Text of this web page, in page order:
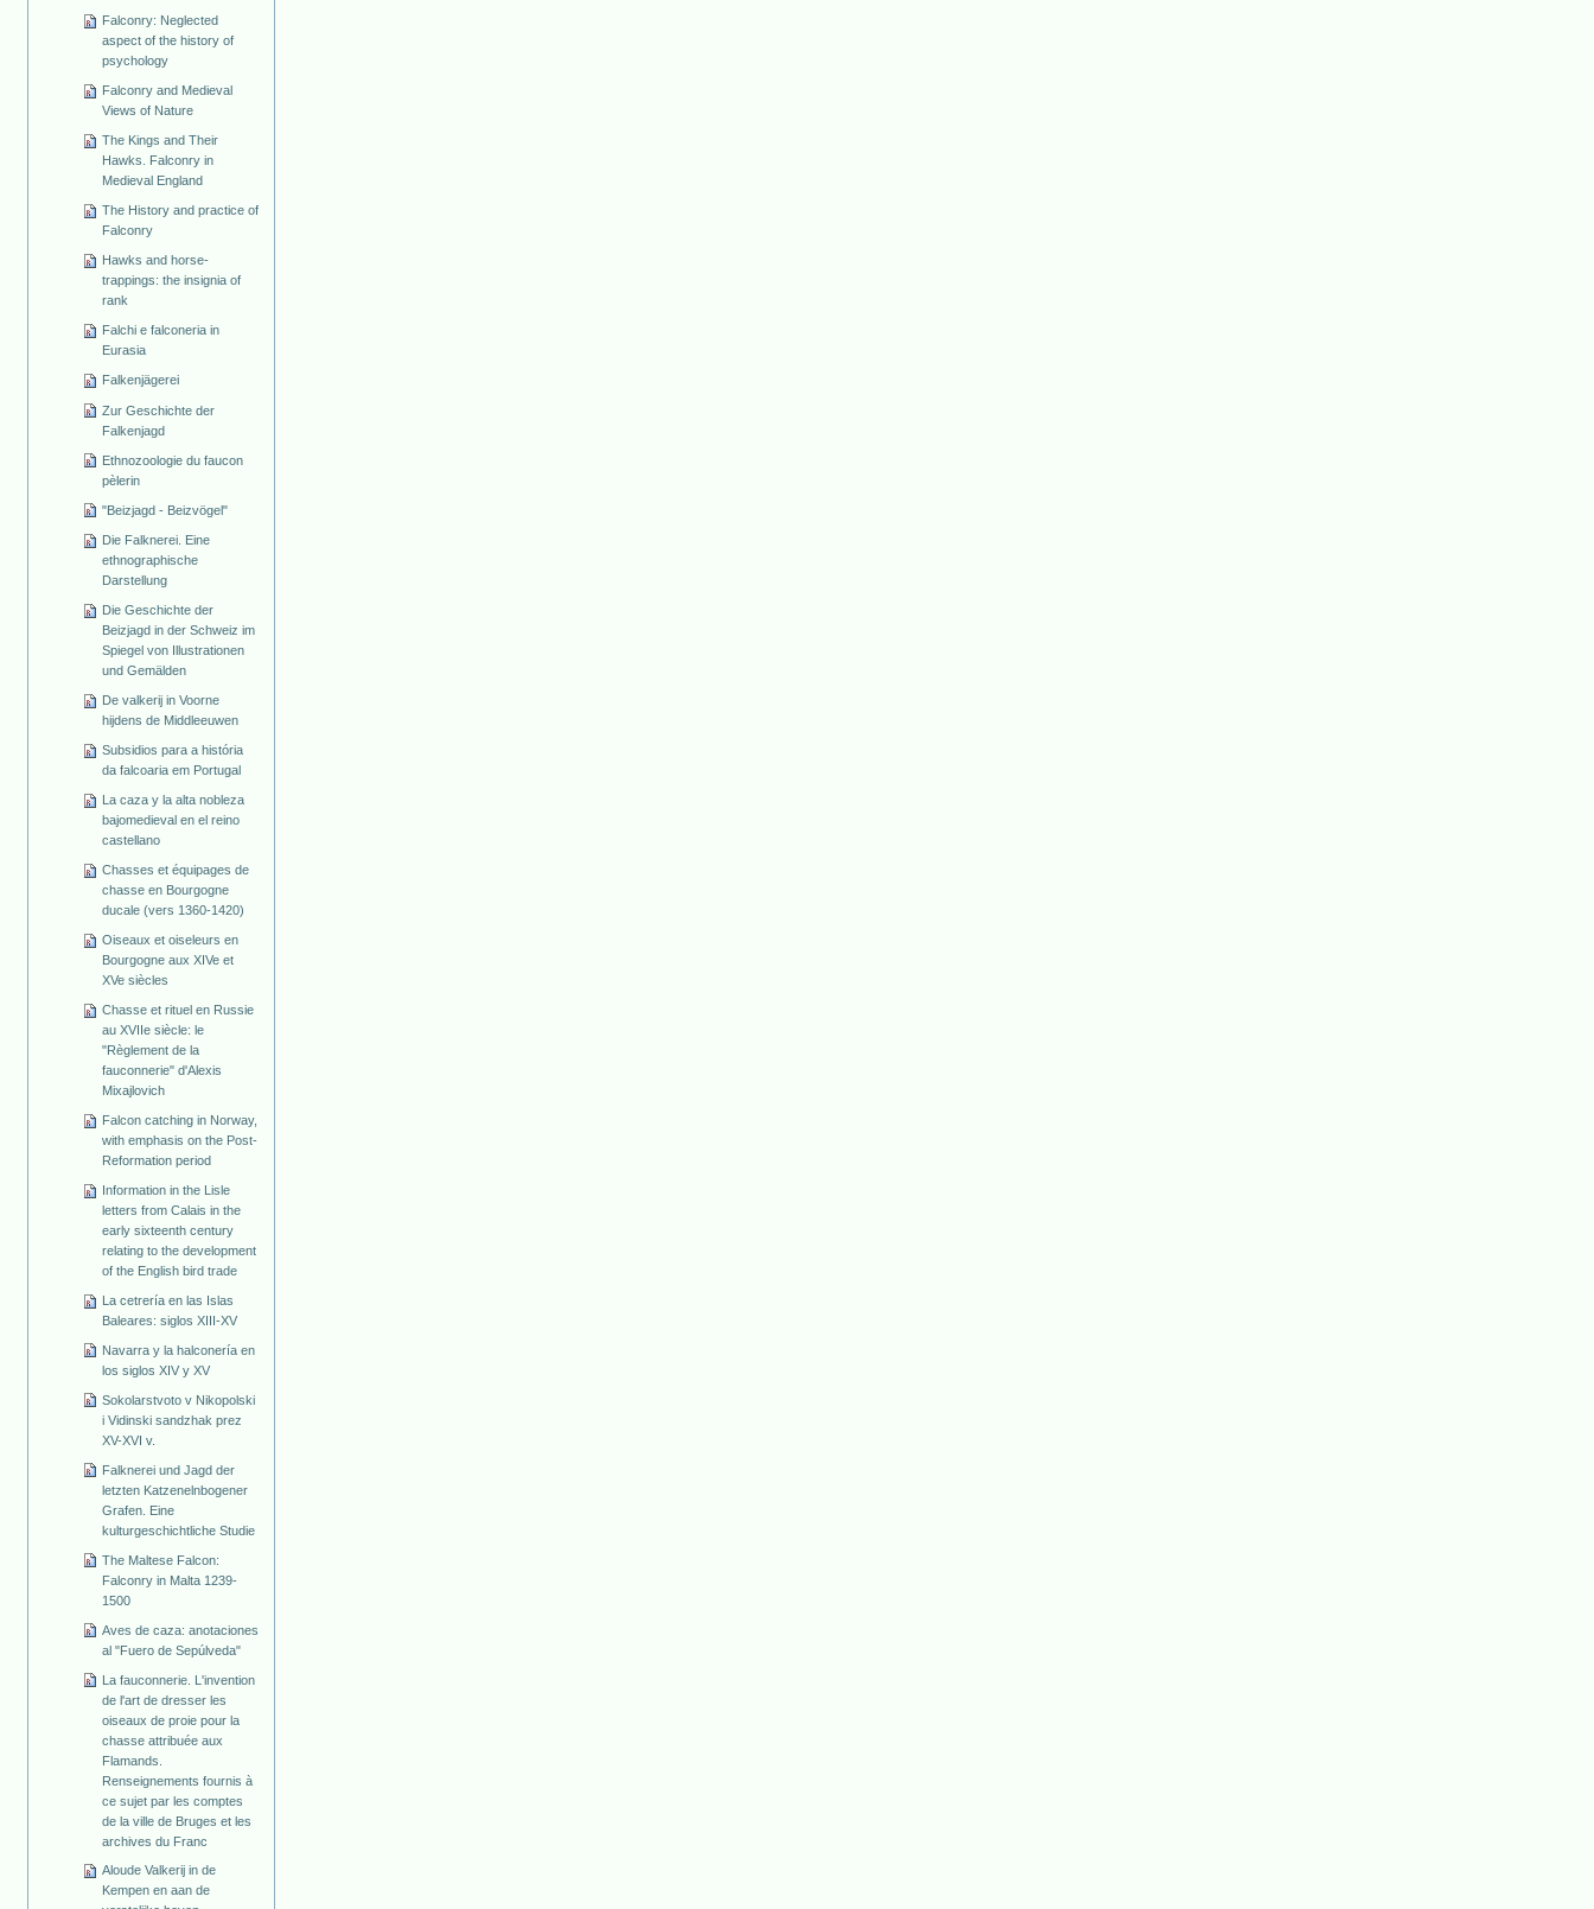
Falconry: Neglected
aspect of the history of
psychology
Falconry and Medieval
Views of Nature
The Kings and Their
Hawks. Falconry in
Medieval England
The History and practice of
Falconry
Hawks and horse-
trappings: the insignia of
rank
Falchi e falconeria in
Eurasia
Falkenjägerei
Zur Geschichte der
Falkenjagd
Ethnozoologie du faucon
pèlerin
"Beizjagd - Beizvögel"
Die Falknerei. Eine
ethnographische
Darstellung
Die Geschichte der
Beizjagd in der Schweiz im
Spiegel von Illustrationen
und Gemälden
De valkerij in Voorne
hijdens de Middleeuwen
Subsidios para a história
da falcoaria em Portugal
La caza y la alta nobleza
bajomedieval en el reino
castellano
Chasses et équipages de
chasse en Bourgogne
ducale (vers 1360-1420)
Oiseaux et oiseleurs en
Bourgogne aux XIVe et
XVe siècles
Chasse et rituel en Russie
au XVIIe siècle: le
"Règlement de la
fauconnerie" d'Alexis
Mixajlovich
Falcon catching in Norway,
with emphasis on the Post-
Reformation period
Information in the Lisle
letters from Calais in the
early sixteenth century
relating to the development
of the English bird trade
La cetrería en las Islas
Baleares: siglos XIII-XV
Navarra y la halconería en
los siglos XIV y XV
Sokolarstvoto v Nikopolski
i Vidinski sandzhak prez
XV-XVI v.
Falknerei und Jagd der
letzten Katzenelnbogener
Grafen. Eine
kulturgeschichtliche Studie
The Maltese Falcon:
Falconry in Malta 1239-
1500
Aves de caza: anotaciones
al "Fuero de Sepúlveda"
La fauconnerie. L'invention
de l'art de dresser les
oiseaux de proie pour la
chasse attribuée aux
Flamands.
Renseignements fournis à
ce sujet par les comptes
de la ville de Bruges et les
archives du Franc
Aloude Valkerij in de
Kempen en aan de